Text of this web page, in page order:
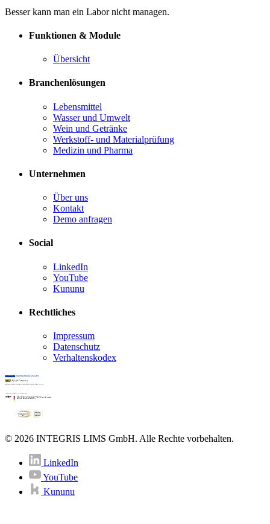
Besser kann man ein Labor nicht managen.
Funktionen & Module
Übersicht
Branchenlösungen
Lebensmittel
Wasser und Umwelt
Wein und Getränke
Werkstoff- und Materialprüfung
Medizin und Pharma
Unternehmen
Über uns
Kontakt
Demo anfragen
Social
LinkedIn
YouTube
Kununu
Rechtliches
Impressum
Datenschutz
Verhaltenskodex
© 2026 INTEGRIS LIMS GmbH. Alle Rechte vorbehalten.
LinkedIn
YouTube
Kununu